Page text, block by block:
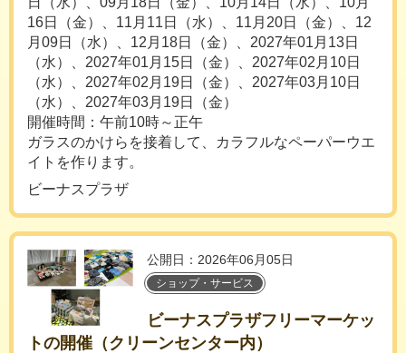
16日（金）、11月11日（水）、11月20日（金）、12
月09日（水）、12月18日（金）、2027年01月13日
（水）、2027年01月15日（金）、2027年02月10日
（水）、2027年02月19日（金）、2027年03月10日
（水）、2027年03月19日（金）
開催時間：午前10時～正午
ガラスのかけらを接着して、カラフルなペーパーウエ
イトを作ります。
ビーナスプラザ
公開日：2026年06月05日
ショップ・サービス
ビーナスプラザフリーマーケッ
トの開催（クリーンセンター内）